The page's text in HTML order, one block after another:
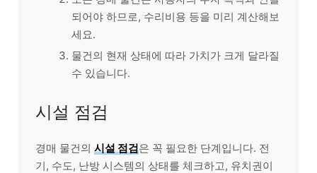
되어야 하므로, 수리비용 등을 미리 계산해보
세요.
물건의 현재 상태에 따라 가치가 크게 달라질
수 있습니다.
시설 점검
경매 물건의 시설 점검은 꼭 필요한 단계입니다. 전
기, 수도, 난방 시스템의 상태를 체크하고, 유치권이